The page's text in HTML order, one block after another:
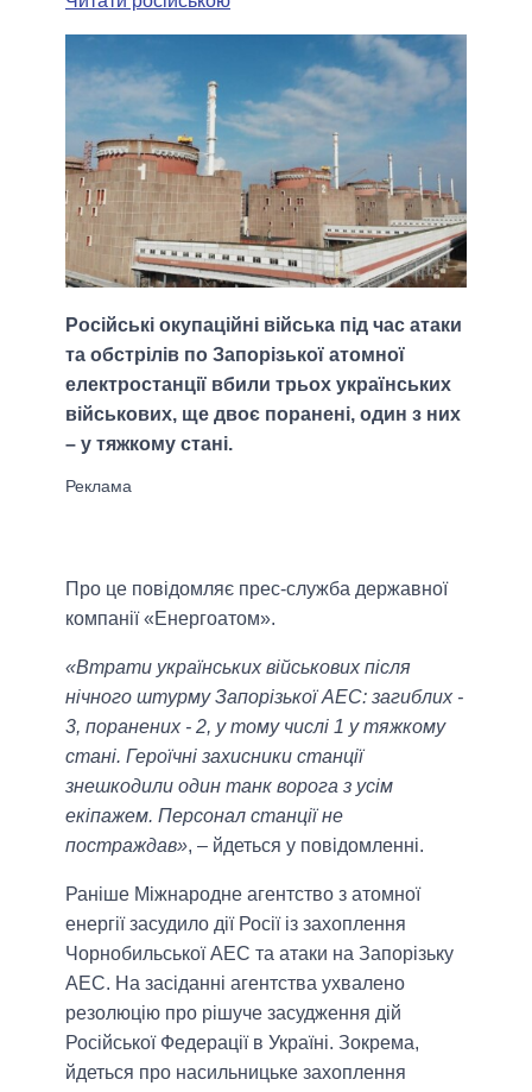
Російські окупаційні війська під час атаки
та обстрілів по Запорізької атомної
електростанції вбили трьох українських
військових, ще двоє поранені, один з них
– у тяжкому стані.
Про це повідомляє прес-служба державної
компанії «Енергоатом».
«Втрати українських військових після
нічного штурму Запорізької АЕС: загиблих -
3, поранених - 2, у тому числі 1 у тяжкому
стані. Героїчні захисники станції
знешкодили один танк ворога з усім
екіпажем. Персонал станції не
постраждав», – йдеться у повідомленні.
Раніше Міжнародне агентство з атомної
енергії засудило дії Росії із захоплення
Чорнобильської АЕС та атаки на Запорізьку
АЕС. На засіданні агентства ухвалено
резолюцію про рішуче засудження дій
Російської Федерації в Україні. Зокрема,
йдеться про насильницьке захоплення